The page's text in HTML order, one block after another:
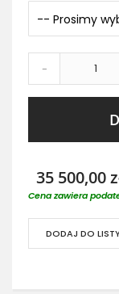
-
35 500,00
Cena zawiera
DODAJ DO